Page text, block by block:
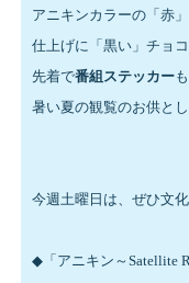
アニキンカラーの「赤
仕上げに「黒い」チョ
先着で番組ステッカー
暑い夏の観覧のお供と
今週土曜日は、ぜひ文
◆ 「アニキン～ Satellite